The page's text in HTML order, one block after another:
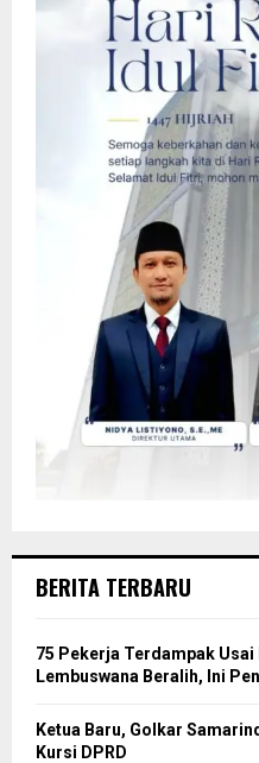
BERITA TERBARU
75 Pekerja Terdampak Usai
Lembuswana Beralih, Ini
Ketua Baru, Golkar
Kursi DPRD